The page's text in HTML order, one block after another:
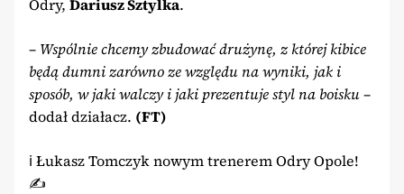
Odry, Dariusz Sztylka.
– Wspólnie chcemy zbudować drużynę, z której kibice
będą dumni zarówno ze względu na wyniki, jak i
sposób, w jaki walczy i jaki prezentuje styl na boisku–
dodał działacz. (FT)
ℹ️ Łukasz Tomczyk nowym trenerem Odry Opole!
✍️